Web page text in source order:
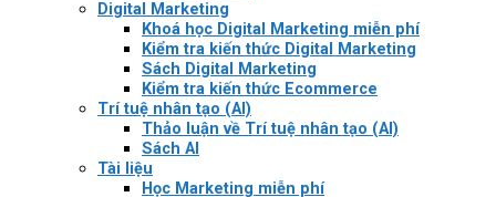
Digital Marketing
Khoá học Digital Marketing miễn phí
Kiểm tra kiến thức Digital Marketing
Sách Digital Marketing
Kiểm tra kiến thức Ecommerce
Trí tuệ nhân tạo (AI)
Thảo luận về Trí tuệ nhân tạo (AI)
Sách AI
Tài liệu
Học Marketing miễn phí